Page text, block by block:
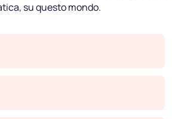
su questo mondo.